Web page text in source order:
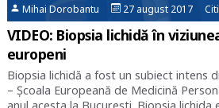
Mihai Dorobantu 27 august 2017
VIDEO: Biopsia lichidă în
europeni
Biopsia lichidă a fost un subiect intens
– Școala Europeană de Medicină